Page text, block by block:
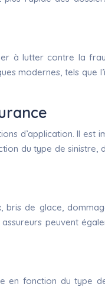
à lutter contre la
modernes, tels que
d’application. Il
du type de
de glace,
peuvent
en fonction du type